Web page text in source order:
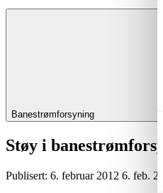
Banestrømforsyning
Støy i
Publisert: 6. februar 2012 6. feb.